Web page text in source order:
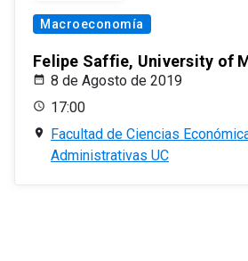
Macroeconomía
Felipe Saffie, University of
8 de Agosto de 2019
17:00
Facultad de Ciencias
Administrativas UC